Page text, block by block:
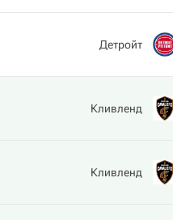
Детройт
Кливленд
Кливленд